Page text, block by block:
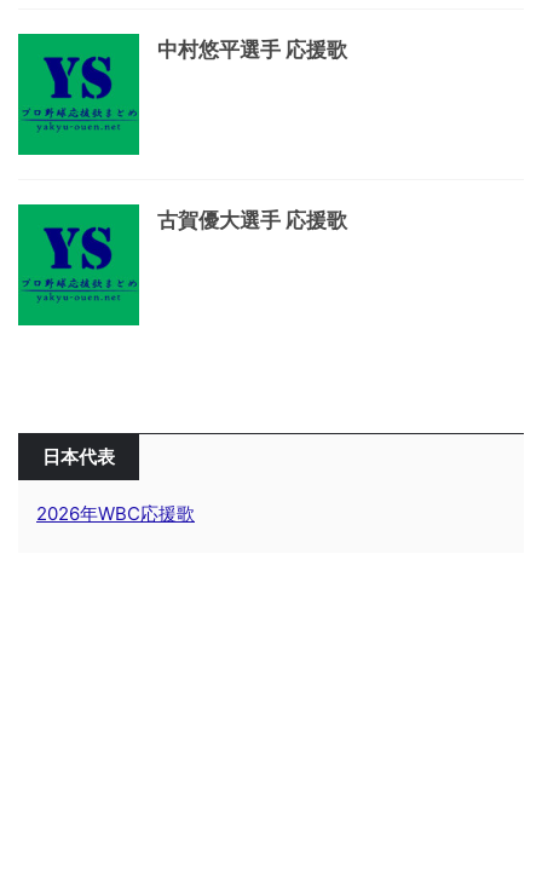
中村悠平選手 応援歌
古賀優大選手 応援歌
日本代表
2026年WBC応援歌